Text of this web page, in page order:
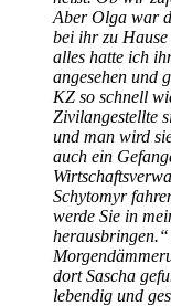
Aber Olga war
bei ihr zu
alles hatte ich
angesehen und
KZ so schnell
Zivilangestellte
und man wird
auch ein
Schytomyr
werde Sie in
herausbringen.
dort Sascha
lebendig und